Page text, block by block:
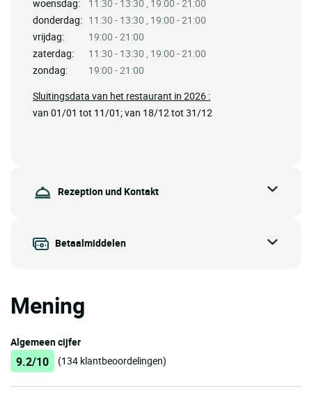
woensdag:
11:30 - 13:30 , 19:00 - 21:00
donderdag: 11:30 - 13:30 , 19:00 - 21:00
vrijdag:
19:00 - 21:00
zaterdag:
11:30 - 13:30 , 19:00 - 21:00
zondag:
19:00 - 21:00
Sluitingsdata van het restaurant in 2026 :
van 01/01 tot 11/01; van 18/12 tot 31/12
Rezeption und Kontakt
Betaalmiddelen
Mening
Algemeen cijfer
9.2/10 (134 klantbeoordelingen)